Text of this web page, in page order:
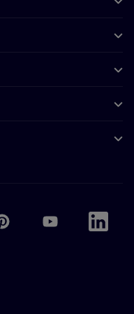
PinterestAccor Youtube
Accor